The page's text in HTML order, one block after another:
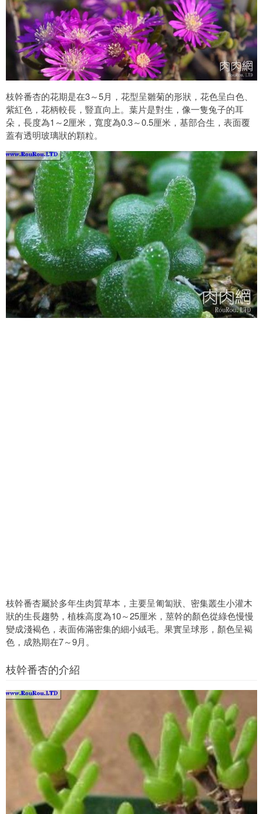
枝幹番杏的花期是在3～5月，花型呈雛菊的形狀，花色呈白色、
紫紅色，花柄較長，豎直向上。葉片是對生，像一隻兔子的耳
朵，長度為1～2厘米，寬度為0.3～0.5厘米，基部合生，表面覆
蓋有透明玻璃狀的顆粒。
枝幹番杏屬於多年生肉質草本，主要呈匍匐狀、密集叢生小灌木
狀的生長趨勢，植株高度為10～25厘米，莖幹的顏色從綠色慢慢
變成淺褐色，表面佈滿密集的細小絨毛。果實呈球形，顏色呈褐
色，成熟期在7～9月。
枝幹番杏的介紹